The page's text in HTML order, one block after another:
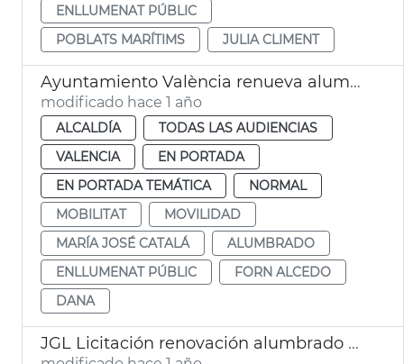
ENLLUMENAT PÚBLIC
POBLATS MARÍTIMS
JULIA CLIMENT
Ayuntamiento València renueva alumbrado Forn d'Alcedo
modificado hace 1 año
ALCALDÍA
TODAS LAS AUDIENCIAS
VALENCIA
EN PORTADA
EN PORTADA TEMÁTICA
NORMAL
MOBILITAT
MOVILIDAD
MARÍA JOSÉ CATALÁ
ALUMBRADO
ENLLUMENAT PÚBLIC
FORN ALCEDO
DANA
JGL Licitación renovación alumbrado público